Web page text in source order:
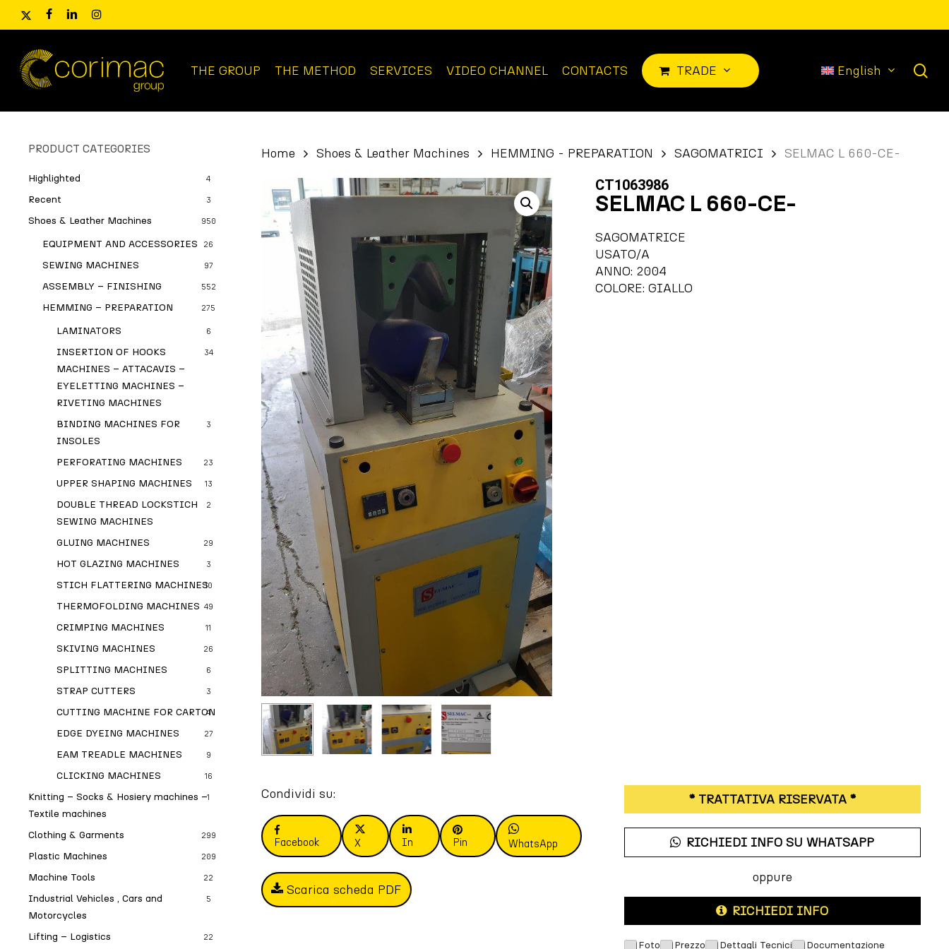
Skip
content
x-
facebooklinkedininstagram
Products
search
THE GROUP THE METHOD SERVICES VIDEO CHANNEL CONTACTS TRADE English
PRODUCT CATEGORIES
Highlighted 4
Recent 3
Shoes & Leather Machines 950
EQUIPMENT AND ACCESSORIES 26
SEWING MACHINES 97
ASSEMBLY – FINISHING 552
HEMMING – PREPARATION 275
LAMINATORS 6
INSERTION OF HOOKS
MACHINES – ATTACAVIS –
EYELETTING MACHINES –
RIVETING MACHINES
34
BINDING MACHINES FOR
INSOLES
3
PERFORATING MACHINES 23
UPPER SHAPING MACHINES 13
DOUBLE THREAD LOCKSTICH
SEWING MACHINES
2
GLUING MACHINES 29
HOT GLAZING MACHINES 3
STICH FLATTERING MACHINES10
THERMOFOLDING MACHINES 49
CRIMPING MACHINES 11
SKIVING MACHINES 26
SPLITTING MACHINES 6
STRAP CUTTERS 3
CUTTING MACHINE FOR CARTON
4
EDGE DYEING MACHINES 27
EAM TREADLE MACHINES 9
CLICKING MACHINES 16
Knitting – Socks & Hosiery machines –
Textile machines
1
Clothing & Garments 299
Plastic Machines 209
Machine Tools 22
Industrial Vehicles , Cars and
Motorcycles
5
Lifting – Logistics 22
Home Shoes & Leather Machines HEMMING - PREPARATION SAGOMATRICI SELMAC L 660-CE-
CT1063986
SELMAC L 660-CE-
SAGOMATRICE
USATO/A
ANNO: 2004
COLORE: GIALLO
Condividi su:
Facebook X In Pin WhatsApp
Scarica scheda PDF
* TRATTATIVA RISERVATA *
RICHIEDI INFO SU WHATSAPP
oppure
RICHIEDI INFO
M
T
Foto Prezzo Dettagli Tecnici Documentazione